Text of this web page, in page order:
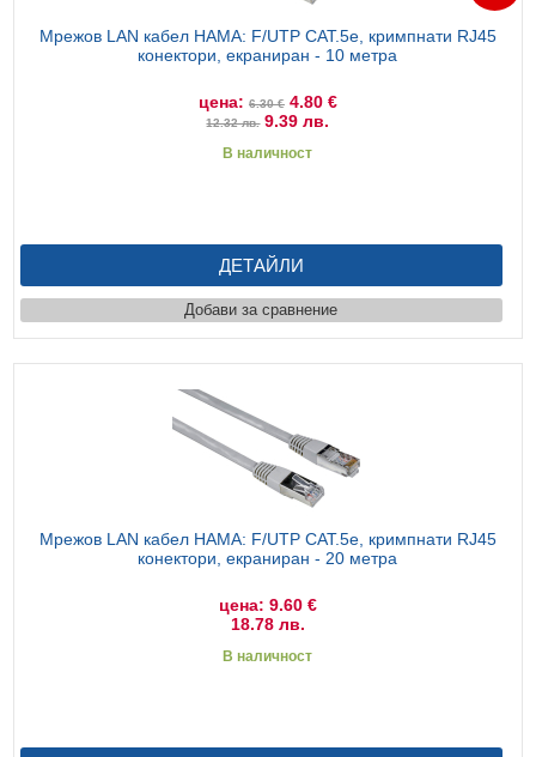
Мрежов LAN кабел HAMA: F/UTP CAT.5e, кримпнати RJ45
конектори, екраниран - 10 метра
цена: 6.30 €4.80 €
12.32 лв.9.39 лв.
В наличност
ДЕТАЙЛИ
Добави за сравнение
Мрежов LAN кабел HAMA: F/UTP CAT.5e, кримпнати RJ45
конектори, екраниран - 20 метра
цена: 9.60 €
18.78 лв.
В наличност